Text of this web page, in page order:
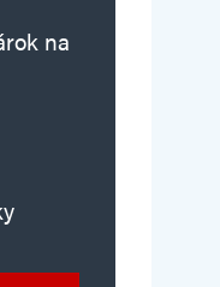
na